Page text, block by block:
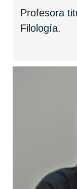
Profesora
Filología.